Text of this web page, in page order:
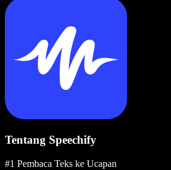
Tentang Speechify
#1 Pembaca Teks ke Ucapan